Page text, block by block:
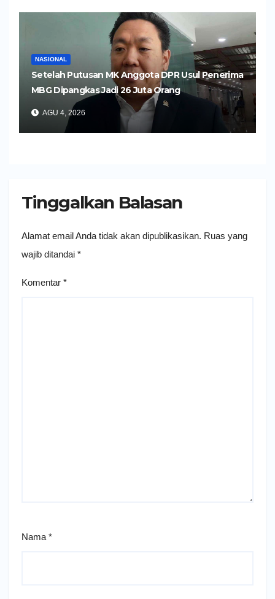
NASIONAL
Setelah Putusan MK Anggota DPR Usul Penerima
MBG Dipangkas Jadi 26 Juta Orang
AGU 4, 2026
Tinggalkan Balasan
Alamat email Anda tidak akan dipublikasikan. Ruas yang
wajib ditandai *
Komentar *
Nama *